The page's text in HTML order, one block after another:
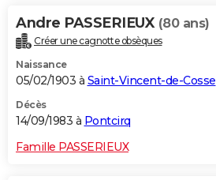
Andre PASSERIEUX (80 ans)
Créer une cagnotte obsèques
Naissance
05/02/1903 à Saint-Vincent-de-Cosse
Décès
14/09/1983 à Pontcirq
Famille PASSERIEUX